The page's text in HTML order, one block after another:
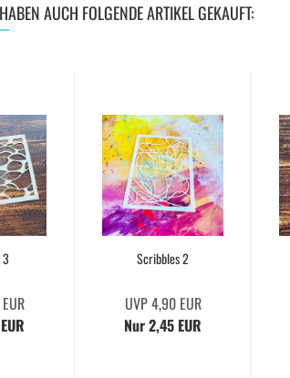
AUCH FOLGENDE ARTIKEL GEKAUFT:
Scribbles 2
UVP 4,90 EUR
Nur 2,45 EUR